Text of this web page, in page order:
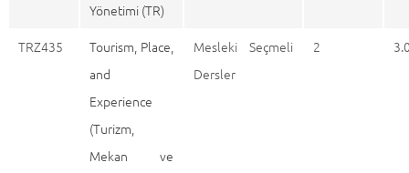
Yönetimi (TR)
TRZ435
Tourism, Place,
and
Experience
(Turizm,
Mekan ve
Mesleki Seçmeli
Dersler
2